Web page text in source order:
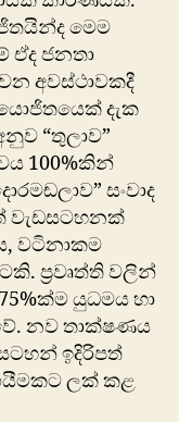
මෙම
ජනතා
අවස්ථාවකදී
දැක
“තුලාව”
100%කින්
සංවාද
වැඩසටහනක්
වටිනාකම
ප්‍රවෘත්ති වලින්
යුධමය හා
නව තාක්ෂණය
ඉදිරිපත්
ලක් කළ